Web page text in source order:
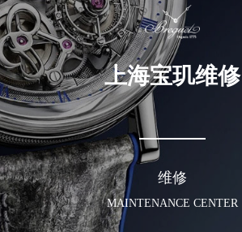
上海宝玑维修
维修
MAINTENANCE CENTER